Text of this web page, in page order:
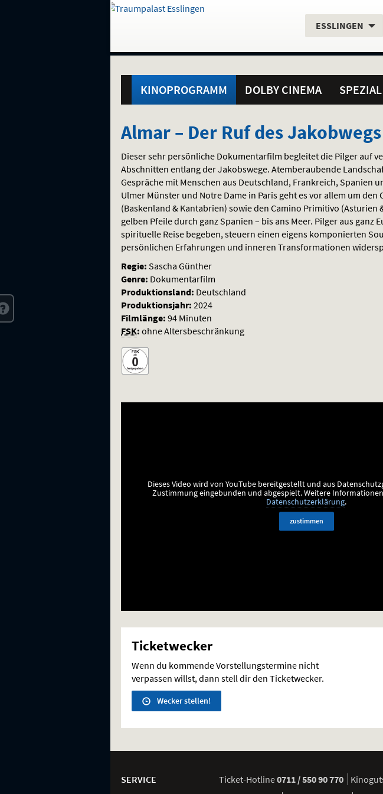
direkt
Inhalt
Menü
und
Gehe
Standortauswahl
Aktueller
ESSLINGEN
KINOPROGRAMM DOLBY CINEMA SPEZIAL
Almar
Der
Ruf
des
Jakobwegs
Almar – Der Ruf des Jakobwegs
Dieser sehr persönliche Dokumentarfilm begleitet die Pilger auf
Abschnitten entlang der Jakobswege. Atemberaubende
Gespräche mit Menschen aus Deutschland, Frankreich, Spanien
Ulmer Münster und Notre Dame in Paris geht es vor allem um den
(Baskenland & Kantabrien) sowie den Camino Primitivo (Asturien
gelben Pfeile durch ganz Spanien – bis ans Meer. Pilger aus ganz
spirituelle Reise begeben, steuern einen eigens komponierten
persönlichen Erfahrungen und inneren Transformationen
Regie: Sascha Günther
Genre: Dokumentarfilm
Produktionsland: Deutschland
Produktionsjahr: 2024
Filmlänge: 94 Minuten
FSK: ohne Altersbeschränkung
Dieses Video wird von YouTube bereitgestellt und aus
Zustimmung eingebunden und abgespielt.Weitere
Datenschutzerklärung.
zustimmen
Ticketwecker
Wenn du kommende Vorstellungstermine nicht
verpassen willst, dann stell dir den Ticketwecker.
Wecker stellen!
SERVICE Ticket-Hotline0711 / 550 90 770